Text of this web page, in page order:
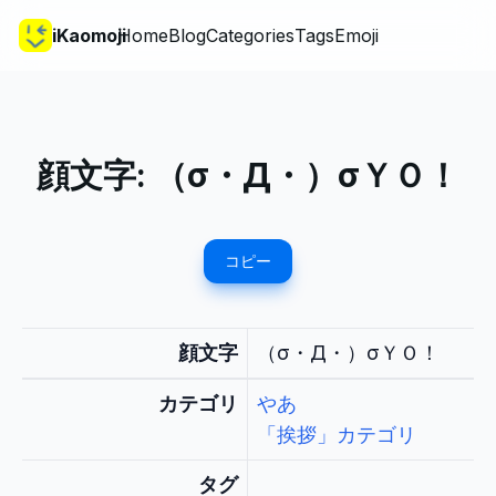
iKaomojiHomeBlogCategoriesTagsEmoji
顔文字: （σ・Д・）σＹＯ！
コピー
顔文字 （σ・Д・）σＹＯ！
カテゴリ
やあ
「挨拶」カテゴリ
タグ